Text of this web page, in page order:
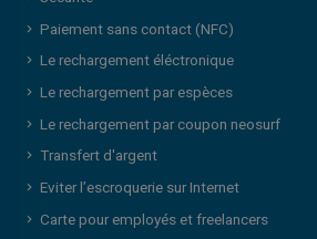
Paiement sans contact (NFC)
Le rechargement éléctronique
Le rechargement par espèces
Le rechargement par coupon neosurf
Transfert d'argent
Eviter l’escroquerie sur Internet
Carte pour employés et freelancers